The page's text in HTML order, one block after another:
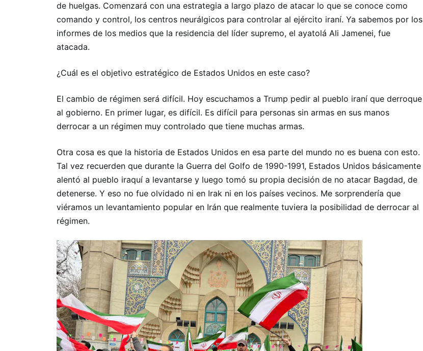
de huelgas. Comenzará con una estrategia a largo plazo de atacar lo que se conoce como
comando y control, los centros neurálgicos para controlar al ejército iraní. Ya sabemos por los
informes de los medios que la residencia del líder supremo, el ayatolá Ali Jamenei, fue
atacada.
¿Cuál es el objetivo estratégico de Estados Unidos en este caso?
El cambio de régimen será difícil. Hoy escuchamos a Trump pedir al pueblo iraní que derroque
al gobierno. En primer lugar, es difícil. Es difícil para personas sin armas en sus manos
derrocar a un régimen muy controlado que tiene muchas armas.
Otra cosa es que la historia de Estados Unidos en esa parte del mundo no es buena con esto.
Tal vez recuerden que durante la Guerra del Golfo de 1990-1991, Estados Unidos básicamente
alentó al pueblo iraquí a levantarse y luego tomó su propia decisión de no atacar Bagdad, de
detenerse. Y eso no fue olvidado ni en Irak ni en los países vecinos. Me sorprendería que
viéramos un levantamiento popular en Irán que realmente tuviera la posibilidad de derrocar al
régimen.